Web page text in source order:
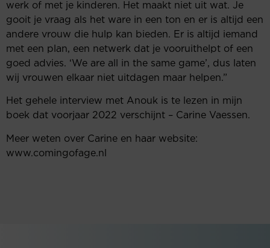
werk of met je kinderen. Het maakt niet uit wat. Je
gooit je vraag als het ware in een ton en er is altijd een
andere vrouw die hulp kan bieden. Er is altijd iemand
met een plan, een netwerk dat je vooruithelpt of een
goed advies. ‘We are all in the same game’, dus laten
wij vrouwen elkaar niet uitdagen maar helpen.”
Het gehele interview met Anouk is te lezen in mijn
boek dat voorjaar 2022 verschijnt – Carine Vaessen.
Meer weten over Carine en haar website:
www.comingofage.nl